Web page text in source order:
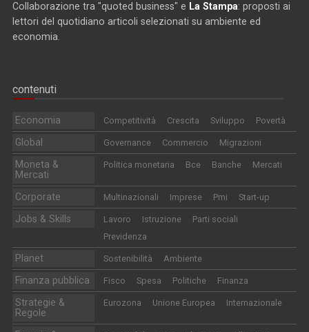
Collaborazione tra "quoted business" e La Stampa: proposti ai
lettori del quotidiano articoli selezionati su ambiente ed
economia.
contenuti
Economia Competitività Crescita Sviluppo Povertà
Global Governance Commercio Migrazioni
Moneta &
Mercati
Politica monetaria Bce Banche Mercati
Corporate Multinazionali Imprese Pmi Start-up
Jobs & Skills Lavoro Istruzione
Parti sociali
Previdenza
Planet Sostenibilità Ambiente
Finanza pubblica Fisco Spesa Politiche Finanza
Strategie &
Regole
Eurozona Unione Europea Internazionale